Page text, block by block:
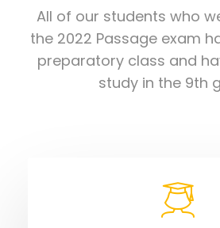
All of our students who
the 2022 Passage exam
preparatory class and
study in the 9th